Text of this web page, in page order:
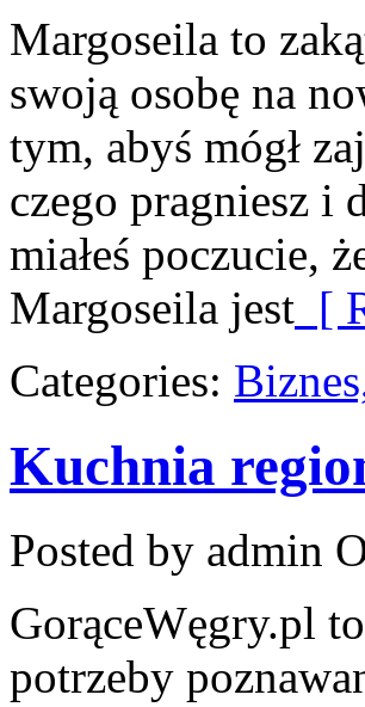
Margoseila to
swoją osobę na
tym, abyś mógł
czego pragniesz i
miałeś poczucie,
Margoseila jest [
Categories:
Kuchnia
Posted by admin
GorąceWęgry.pl
potrzeby